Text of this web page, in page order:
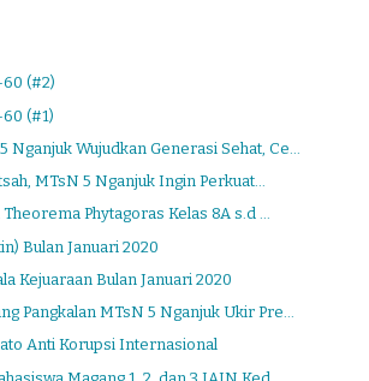
(#2)
(#1)
Nganjuk Wujudkan Generasi Sehat, Ce...
MTsN 5 Nganjuk Ingin Perkuat...
Phytagoras Kelas 8A s.d ...
Bulan Januari 2020
Kejuaraan Bulan Januari 2020
Pangkalan MTsN 5 Nganjuk Ukir Pre...
Anti Korupsi Internasional